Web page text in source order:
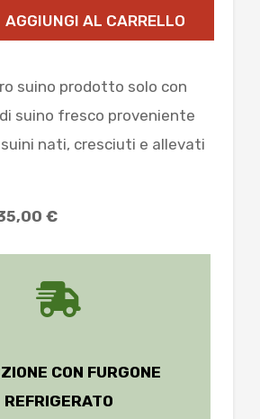
€70,00
AGGIUNGI AL CARRELLO
suino prodotto solo con
suino fresco proveniente
nati, cresciuti e allevati
€
CON FURGONE
REFRIGERATO